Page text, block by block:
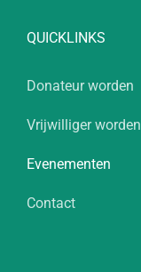
QUICKLINKS
Donateur worden
Vrijwilliger worden
Evenementen
Contact